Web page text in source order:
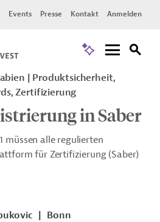
Events Presse Kontakt Anmelden
Produktsicherheit,
Zertifizierung
in Saber
müssen alle regulierten
für Zertifizierung (Saber)
Bonn